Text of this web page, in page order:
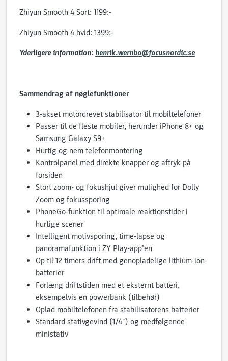
Zhiyun Smooth 4 Sort: 1199:-
Zhiyun Smooth 4 hvid: 1399:-
Yderligere information: henrik.wernbo@focusnordic.se
Sammendrag af nøglefunktioner
3-akset motordrevet stabilisator til mobiltelefoner
Passer til de fleste mobiler, herunder iPhone 8+ og
Samsung Galaxy S9+
Hurtig og nem telefonmontering
Kontrolpanel med direkte knapper og aftryk på
forsiden
Stort zoom- og fokushjul giver mulighed for Dolly
Zoom og fokussporing
PhoneGo-funktion til optimale reaktionstider i
hurtige scener
Intelligent motivsporing, time-lapse og
panoramafunktion i ZY Play-app’en
Op til 12 timers drift med genopladelige lithium-ion-
batterier
Forlæng driftstiden med et eksternt batteri,
eksempelvis en powerbank (tilbehør)
Oplad mobiltelefonen fra stabilisatorens batterier
Standard stativgevind (1/4") og medfølgende
ministativ